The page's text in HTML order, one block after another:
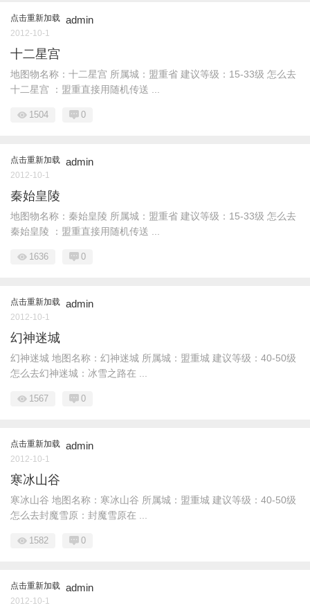
点击重新加载 admin
2012-10-1
十二星宫
地图物名称：十二星宫 所属城：盟重省 建议等级：15-33级 怎么去
十二星宫 ：盟重直接用随机传送 ...
1504 0
点击重新加载 admin
2012-10-1
秦始皇陵
地图物名称：秦始皇陵 所属城：盟重省 建议等级：15-33级 怎么去
秦始皇陵 ：盟重直接用随机传送 ...
1636 0
点击重新加载 admin
2012-10-1
幻神迷城
幻神迷城 地图名称：幻神迷城 所属城：盟重城 建议等级：40-50级
怎么去幻神迷城：冰雪之路在 ...
1567 0
点击重新加载 admin
2012-10-1
寒冰山谷
寒冰山谷 地图名称：寒冰山谷 所属城：盟重城 建议等级：40-50级
怎么去封魔雪原：封魔雪原在 ...
1582 0
点击重新加载 admin
2012-10-1